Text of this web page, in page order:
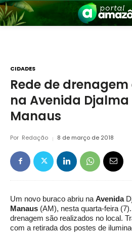
Amazônia
CIDADES
Rede de
na Avenida
Manaus
Por Redação 8 de março de 2018
Um novo buraco abriu na Avenida
Manaus (AM), nesta quarta-feira (7).
drenagem são realizados no local.
com a retirada dos postes de